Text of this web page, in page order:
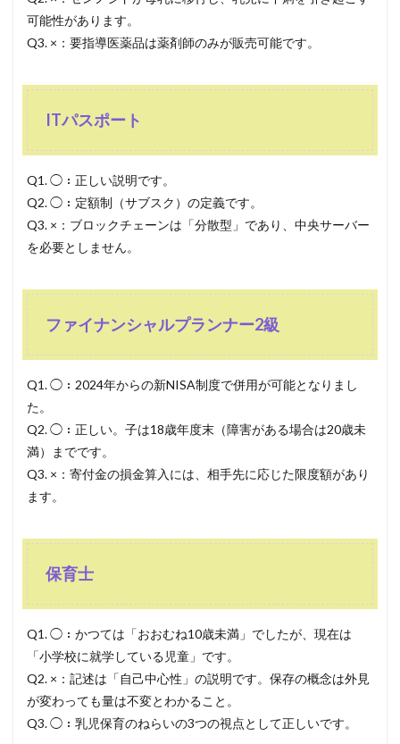
可能性があります。
Q3. ×：要指導医薬品は薬剤師のみが販売可能です。
ITパスポート
Q1. ◯：正しい説明です。
Q2. ◯：定額制（サブスク）の定義です。
Q3. ×：ブロックチェーンは「分散型」であり、中央サーバー
を必要としません。
ファイナンシャルプランナー2級
Q1. ◯：2024年からの新NISA制度で併用が可能となりまし
た。
Q2. ◯：正しい。子は18歳年度末（障害がある場合は20歳未
満）までです。
Q3. ×：寄付金の損金算入には、相手先に応じた限度額があり
ます。
保育士
Q1. ◯：かつては「おおむね10歳未満」でしたが、現在は
「小学校に就学している児童」です。
Q2. ×：記述は「自己中心性」の説明です。保存の概念は外見
が変わっても量は不変とわかること。
Q3. ◯：乳児保育のねらいの3つの視点として正しいです。